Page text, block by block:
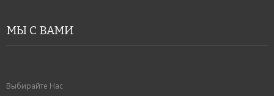
МЫ С ВАМИ
Выбирайте Нас